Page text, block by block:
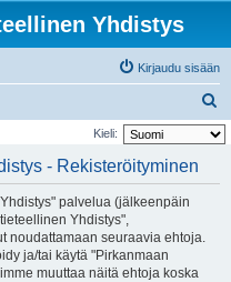
Yhdistys
Kirjaudu sisään
t
Kieli:
- Rekisteröityminen
palvelua (jälkeenpäin
Yhdistys",
noudattamaan seuraavia ehtoja.
ja/tai käytä "Pirkanmaan
muuttaa näitä ehtoja koska